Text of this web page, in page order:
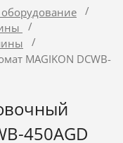
/
/
/
MAGIKON DCWB-
450AGD